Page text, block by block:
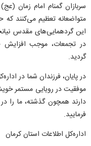
سربازان گمنام امام زمان
متواضعانه تعظیم می‌کنند
این گردهمایی‌های مقدس
در تجمعات، موجب افزایش
گردید.
در پایان، فرزندان شما در
موفقیت در رویایی مستمر
فرمایید.
اداره‌کل اطلاعات استان کرمان